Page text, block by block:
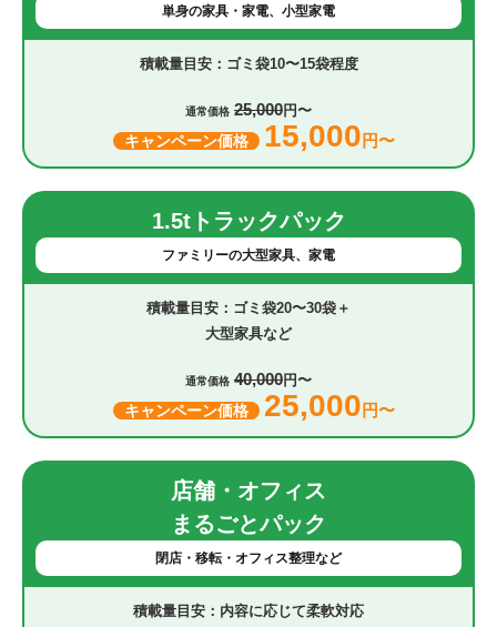
単身の家具・家電、小型家電
ゴミ袋10〜15袋程度
通常価格 25,000円〜
キャンペーン価格 15,000 円〜
1.5tトラックパック
ファミリーの大型家具、家電
ゴミ袋20〜30袋＋
大型家具など
通常価格 40,000円〜
キャンペーン価格 25,000 円〜
店舗・オフィス
まるごとパック
閉店・移転・オフィス整理など
内容に応じて柔軟対応